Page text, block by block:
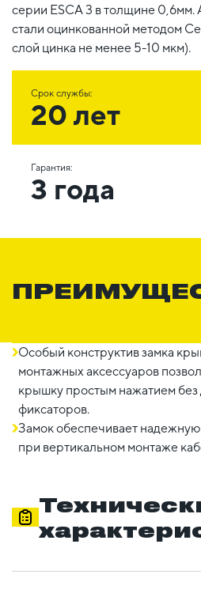
серии ESCA 3 в толщине 0,6мм.
стали оцинкованной методом
слой цинка не менее 5-10 мкм).
Срок службы:
20 лет
Гарантия:
3 года
Особый конструктив замка
монтажных аксессуаров
крышку простым нажатием
фиксаторов.
Замок обеспечивает
при вертикальном монтаже